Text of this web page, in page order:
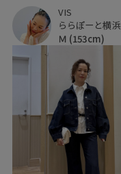
VIS
ららぽーと横浜
Ｍ (153cm)